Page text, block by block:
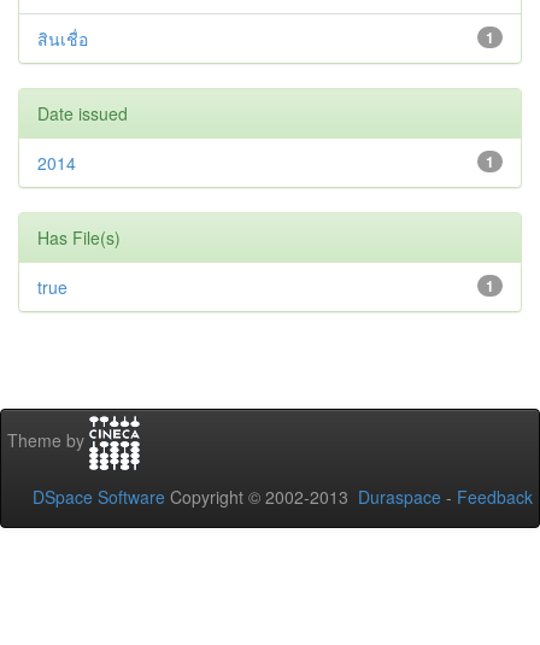
1
สินเชื่อ
Date issued
1
2014
Has File(s)
1
true
Theme by
DSpace Software Copyright © 2002-2013 Duraspace - Feedback